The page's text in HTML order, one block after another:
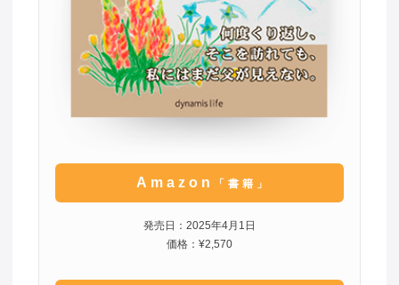
Amazon 「書籍」
発売日：2025年4月1日
価格：¥2,570